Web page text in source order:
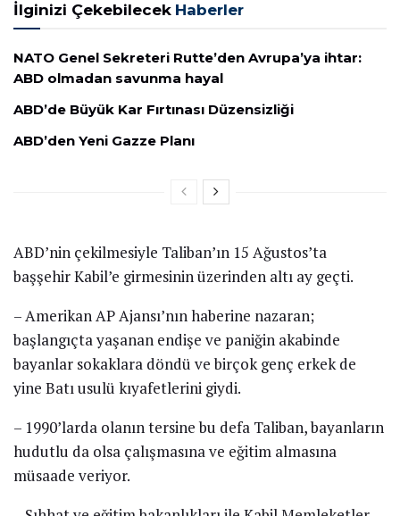
İlginizi Çekebilecek Haberler
NATO Genel Sekreteri Rutte’den Avrupa’ya ihtar:
ABD olmadan savunma hayal
ABD’de Büyük Kar Fırtınası Düzensizliği
ABD’den Yeni Gazze Planı
ABD’nin çekilmesiyle Taliban’ın 15 Ağustos’ta
başşehir Kabil’e girmesinin üzerinden altı ay geçti.
– Amerikan AP Ajansı’nın haberine nazaran;
başlangıçta yaşanan endişe ve paniğin akabinde
bayanlar sokaklara döndü ve birçok genç erkek de
yine Batı usulü kıyafetlerini giydi.
– 1990’larda olanın tersine bu defa Taliban, bayanların
hudutlu da olsa çalışmasına ve eğitim almasına
müsaade veriyor.